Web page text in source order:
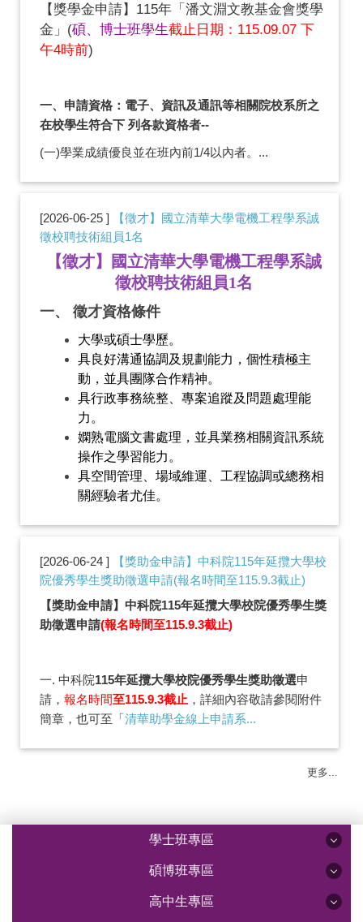
【獎學金申請】115年「潘文淵文教基金會獎學
金」(碩、博士班學生截止日期：115.09.07 下
午4時前)
一、申請資格：電子、資訊及通訊等相關院校系所之
在校學生符合下 列各款資格者--
(一)學業成績優良並在班內前1/4以內者。...
2026-06-25
【徵才】國立清華大學電機工程學系誠
徵校聘技術組員1名
【徵才】國立清華大學電機工程學系誠
徵校聘技術組員1名
一、 徵才資格條件
大學或碩士學歷。
具良好溝通協調及規劃能力，個性積極主
動，並具團隊合作精神。
具行政事務統整、專案追蹤及問題處理能
力。
嫻熟電腦文書處理，並具業務相關資訊系統
操作之學習能力。
具空間管理、場域維運、工程協調或總務相
關經驗者尤佳。
2026-06-24
【獎助金申請】中科院115年延攬大學校
院優秀學生獎助徵選申請(報名時間至115.9.3截止)
【獎助金申請】中科院115年延攬大學校院優秀學生獎
助徵選申請(報名時間至115.9.3截止)
一. 中科院115年延攬大學校院優秀學生獎助徵選申
請， 報名時間至115.9.3截止 ，詳細內容敬請參閱附件
簡章，也可至「清華助學金線上申請系...
更多...
學士班專區
碩博班專區
高中生專區